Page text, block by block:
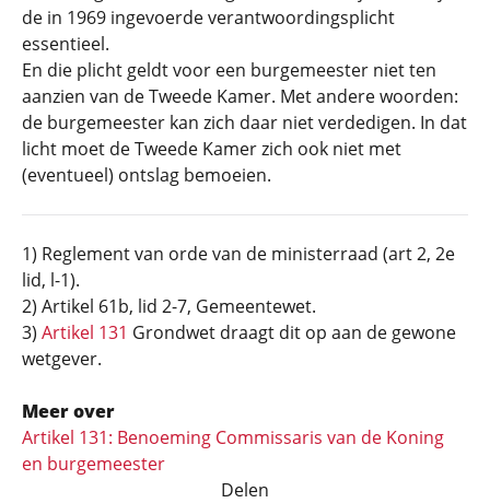
de in 1969 ingevoerde verantwoordingsplicht
essentieel.
En die plicht geldt voor een burgemeester niet ten
aanzien van de Tweede Kamer. Met andere woorden:
de burgemeester kan zich daar niet verdedigen. In dat
licht moet de Tweede Kamer zich ook niet met
(eventueel) ontslag bemoeien.
1) Reglement van orde van de ministerraad (art 2, 2e
lid, l-1).
2) Artikel 61b, lid 2-7, Gemeentewet.
3) Artikel 131 Grondwet draagt dit op aan de gewone
wetgever.
Meer over
Artikel 131: Benoeming Commissaris van de Koning
en burgemeester
Delen